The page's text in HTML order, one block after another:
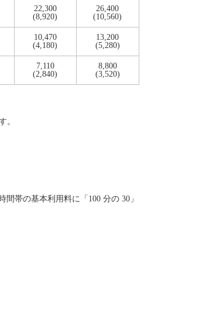
22,300
(8,920)
26,400
(10,560)
10,470
(4,180)
13,200
(5,280)
7,110
(2,840)
8,800
(3,520)
。
帯の基本利用料に「100 分の 30」